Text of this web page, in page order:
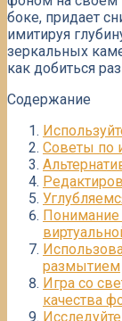
боке, придает
имитируя
зеркальных
как добиться
Содержание
Советы по
Понимание
размытием
Игра со
качества